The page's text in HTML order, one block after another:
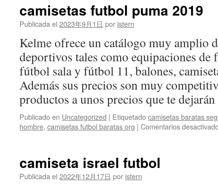
camisetas futbol puma 2019
Publicada el 2023年9月1日 por istern
Kelme ofrece un catálogo muy amplio
deportivos tales como equipaciones de
fútbol sala y fútbol 11, balones,
Además sus precios son muy
productos a unos precios que te
Publicado en Uncategorized | Etiquetadocamisetas baratas
hombre, camisetas futbol baratas org | Comentarios
camiseta israel futbol
Publicada el 2022年12月17日 por istern